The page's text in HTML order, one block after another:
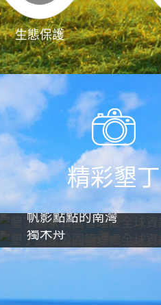
生態保護
精彩墾丁
帆影點點的南灣
獨木舟